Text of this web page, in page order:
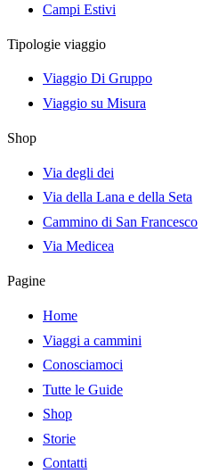
Campi Estivi
Tipologie viaggio
Viaggio Di Gruppo
Viaggio su Misura
Shop
Via degli dei
Via della Lana e della Seta
Cammino di San Francesco
Via Medicea
Pagine
Home
Viaggi a cammini
Conosciamoci
Tutte le Guide
Shop
Storie
Contatti